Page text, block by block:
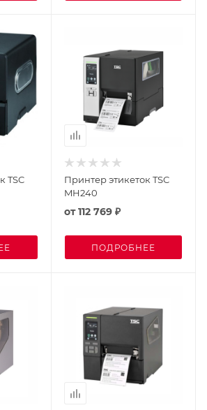
TSC
Принтер этикеток TSC
MH240
от112 769 ₽
ПОДРОБНЕЕ